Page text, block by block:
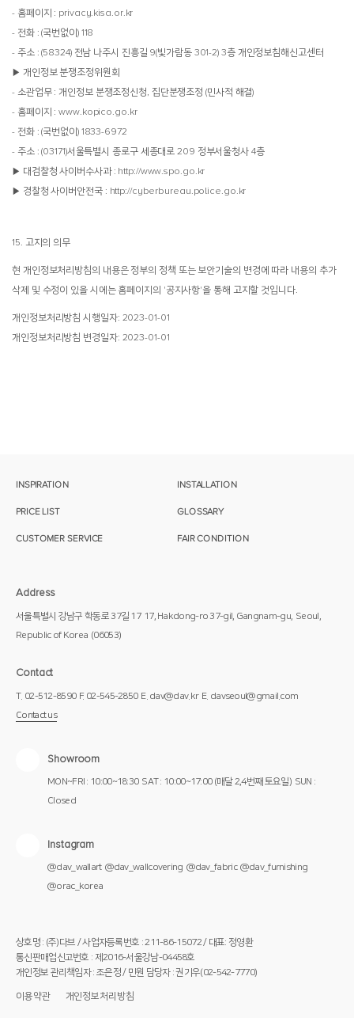
- 홈페이지 : privacy.kisa.or.kr
- 전화 : (국번없이) 118
- 주소 : (58324) 전남 나주시 진흥길 9(빛가람동 301-2) 3층 개인정보침해신고센터
▶ 개인정보 분쟁조정위원회
- 소관업무 : 개인정보 분쟁조정신청, 집단분쟁조정 (민사적 해결)
- 홈페이지 : www.kopico.go.kr
- 전화 : (국번없이) 1833-6972
- 주소 : (03171)서울특별시 종로구 세종대로 209 정부서울청사 4층
▶ 대검찰청 사이버수사과 : http://www.spo.go.kr
▶ 경찰청 사이버안전국 : http://cyberbureau.police.go.kr
15. 고지의 의무
현 개인정보처리방침의 내용은 정부의 정책 또는 보안기술의 변경에 따라 내용의 추가
삭제 및 수정이 있을 시에는 홈페이지의 '공지사항'을 통해 고지할 것입니다.
개인정보처리방침 시행일자: 2023-01-01
개인정보처리방침 변경일자: 2023-01-01
INSPIRATION INSTALLATION
PRICE LIST GLOSSARY
CUSTOMER SERVICE FAIR CONDITION
Address
서울특별시 강남구 학동로 37길 17 17, Hakdong-ro 37-gil, Gangnam-gu, Seoul,
Republic of Korea (06053)
Contact
T. 02-512-8590 F. 02-545-2850 E. dav@dav.kr E. davseoul@gmail.com
Contact us
Showroom
MON~FRI : 10:00~18:30 SAT : 10:00~17:00 (매달 2,4번째 토요일) SUN :
Closed
Instagram
@dav_wallart @dav_wallcovering @dav_fabric @dav_furnishing
@orac_korea
상호명 : (주)다브 / 사업자등록번호 : 211-86-15072 / 대표: 정영환
통신판매업신고번호 : 제2016-서울강남-04458호
개인정보 관리책임자 : 조은정 / 민원 담당자 : 권기우(02-542-7770)
이용약관 개인정보처리방침